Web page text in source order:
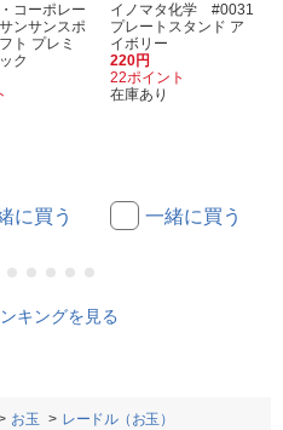
コーポレー
ンサンスポ
ト プレミ
ク
に買う
イノマタ化学 #0031
プレートスタンド ア
イボリー
220円
22ポイント
在庫あり
一緒に買う
キングを見る
お玉 レードル（お玉）